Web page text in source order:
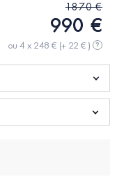
1870 €
990 €
ou 4 x 248 € (+ 22 € ) ?